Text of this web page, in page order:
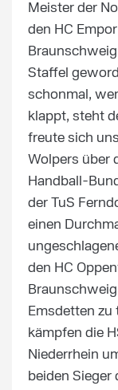
Meister der
den HC
Staffel
schonmal,
klappt, steht
freute sich
Wolpers über
Handball-
der TuS
einen
den HC
Emsdetten
kämpfen die
Niederrhein
beiden Sieger